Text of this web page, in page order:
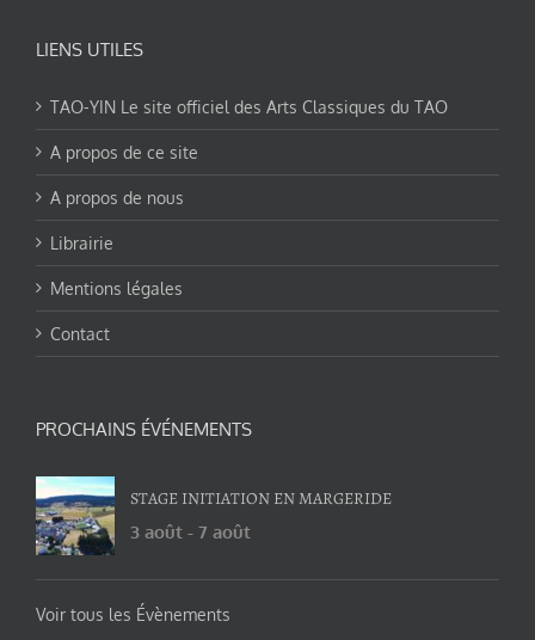
LIENS UTILES
TAO-YIN Le site officiel des Arts Classiques du TAO
A propos de ce site
A propos de nous
Librairie
Mentions légales
Contact
PROCHAINS ÉVÉNEMENTS
STAGE INITIATION EN MARGERIDE
3 août - 7 août
Voir tous les Évènements